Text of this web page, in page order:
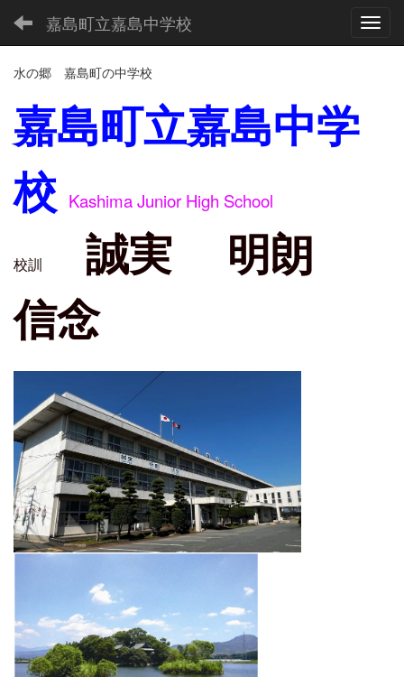
嘉島町立嘉島中学校
水の郷 嘉島町の中学校
嘉島町立嘉島中学
校 Kashima Junior High School
校訓
誠実 明朗
信念